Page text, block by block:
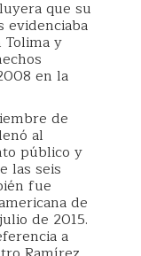
que su
evidenciaba
y
en la
de
al
público y
las seis
fue
de
de 2015.
a